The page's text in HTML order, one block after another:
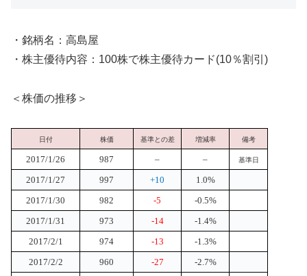
・銘柄名：高島屋
・株主優待内容：100株で株主優待カード(10％割引)
＜株価の推移＞
日付 株価 基準との差 増減率 備考
2017/1/26 987 – – 基準日
2017/1/27 997 +10
1.0%
2017/1/30
982 -5
-0.5%
2017/1/31
973 -14
-1.4%
2017/2/1
974 -13
-1.3%
2017/2/2
960 -27
-2.7%